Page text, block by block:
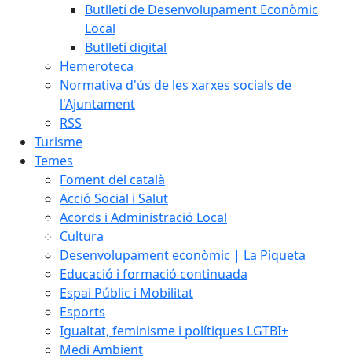
Butlletí de Desenvolupament Econòmic
Local
Butlletí digital
Hemeroteca
Normativa d'ús de les xarxes socials de
l'Ajuntament
RSS
Turisme
Temes
Foment del català
Acció Social i Salut
Acords i Administració Local
Cultura
Desenvolupament econòmic | La Piqueta
Educació i formació continuada
Espai Públic i Mobilitat
Esports
Igualtat, feminisme i polítiques LGTBI+
Medi Ambient